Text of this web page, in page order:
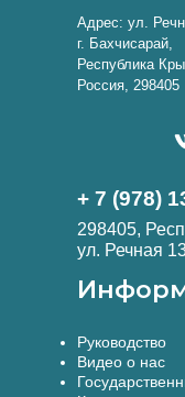
Адрес: ул.
г. Бахчисарай,
Республика
Россия, 298405
+ 7 (978)
298405,
ул. Речная
Руководство
Видео о нас